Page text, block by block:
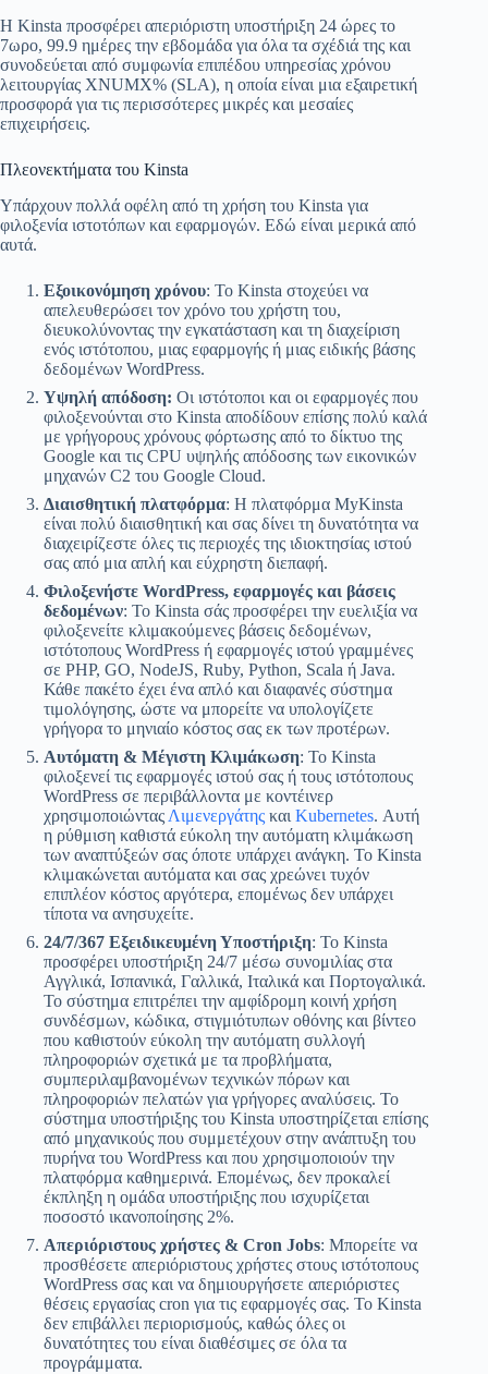
Η Kinsta προσφέρει απεριόριστη υποστήριξη 24 ώρες το
7ωρο, 99.9 ημέρες την εβδομάδα για όλα τα σχέδιά της και
συνοδεύεται από συμφωνία επιπέδου υπηρεσίας χρόνου
λειτουργίας XNUMX% (SLA), η οποία είναι μια εξαιρετική
προσφορά για τις περισσότερες μικρές και μεσαίες
επιχειρήσεις.
Πλεονεκτήματα του Kinsta
Υπάρχουν πολλά οφέλη από τη χρήση του Kinsta για
φιλοξενία ιστοτόπων και εφαρμογών. Εδώ είναι μερικά από
αυτά.
Εξοικονόμηση χρόνου: Το Kinsta στοχεύει να
απελευθερώσει τον χρόνο του χρήστη του,
διευκολύνοντας την εγκατάσταση και τη διαχείριση
ενός ιστότοπου, μιας εφαρμογής ή μιας ειδικής βάσης
δεδομένων WordPress.
Υψηλή απόδοση: Οι ιστότοποι και οι εφαρμογές που
φιλοξενούνται στο Kinsta αποδίδουν επίσης πολύ καλά
με γρήγορους χρόνους φόρτωσης από το δίκτυο της
Google και τις CPU υψηλής απόδοσης των εικονικών
μηχανών C2 του Google Cloud.
Διαισθητική πλατφόρμα: Η πλατφόρμα MyKinsta
είναι πολύ διαισθητική και σας δίνει τη δυνατότητα να
διαχειρίζεστε όλες τις περιοχές της ιδιοκτησίας ιστού
σας από μια απλή και εύχρηστη διεπαφή.
Φιλοξενήστε WordPress, εφαρμογές και βάσεις
δεδομένων: Το Kinsta σάς προσφέρει την ευελιξία να
φιλοξενείτε κλιμακούμενες βάσεις δεδομένων,
ιστότοπους WordPress ή εφαρμογές ιστού γραμμένες
σε PHP, GO, NodeJS, Ruby, Python, Scala ή Java.
Κάθε πακέτο έχει ένα απλό και διαφανές σύστημα
τιμολόγησης, ώστε να μπορείτε να υπολογίζετε
γρήγορα το μηνιαίο κόστος σας εκ των προτέρων.
Αυτόματη & Μέγιστη Κλιμάκωση: Το Kinsta
φιλοξενεί τις εφαρμογές ιστού σας ή τους ιστότοπους
WordPress σε περιβάλλοντα με κοντέινερ
χρησιμοποιώντας Λιμενεργάτης και Kubernetes. Αυτή
η ρύθμιση καθιστά εύκολη την αυτόματη κλιμάκωση
των αναπτύξεών σας όποτε υπάρχει ανάγκη. Το Kinsta
κλιμακώνεται αυτόματα και σας χρεώνει τυχόν
επιπλέον κόστος αργότερα, επομένως δεν υπάρχει
τίποτα να ανησυχείτε.
24/7/367 Εξειδικευμένη Υποστήριξη: Το Kinsta
προσφέρει υποστήριξη 24/7 μέσω συνομιλίας στα
Αγγλικά, Ισπανικά, Γαλλικά, Ιταλικά και Πορτογαλικά.
Το σύστημα επιτρέπει την αμφίδρομη κοινή χρήση
συνδέσμων, κώδικα, στιγμιότυπων οθόνης και βίντεο
που καθιστούν εύκολη την αυτόματη συλλογή
πληροφοριών σχετικά με τα προβλήματα,
συμπεριλαμβανομένων τεχνικών πόρων και
πληροφοριών πελατών για γρήγορες αναλύσεις. Το
σύστημα υποστήριξης του Kinsta υποστηρίζεται επίσης
από μηχανικούς που συμμετέχουν στην ανάπτυξη του
πυρήνα του WordPress και που χρησιμοποιούν την
πλατφόρμα καθημερινά. Επομένως, δεν προκαλεί
έκπληξη η ομάδα υποστήριξης που ισχυρίζεται
ποσοστό ικανοποίησης 2%.
Απεριόριστους χρήστες & Cron Jobs: Μπορείτε να
προσθέσετε απεριόριστους χρήστες στους ιστότοπους
WordPress σας και να δημιουργήσετε απεριόριστες
θέσεις εργασίας cron για τις εφαρμογές σας. Το Kinsta
δεν επιβάλλει περιορισμούς, καθώς όλες οι
δυνατότητες του είναι διαθέσιμες σε όλα τα
προγράμματα.